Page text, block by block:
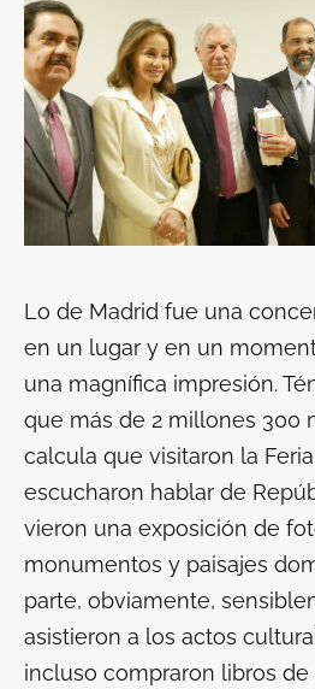
Lo de Madrid fue una
en un lugar y en un
una magnífica impresión.
que más de 2 millones 300
calcula que visitaron la
escucharon hablar de
vieron una exposición de
monumentos y paisajes
parte, obviamente,
asistieron a los actos
incluso compraron libros de